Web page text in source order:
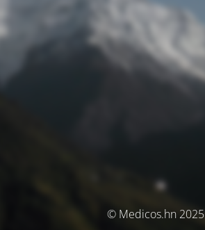
© Medicos.hn 2025